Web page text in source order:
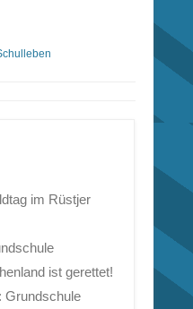
im Rüstjer
ist gerettet!
Grundschule